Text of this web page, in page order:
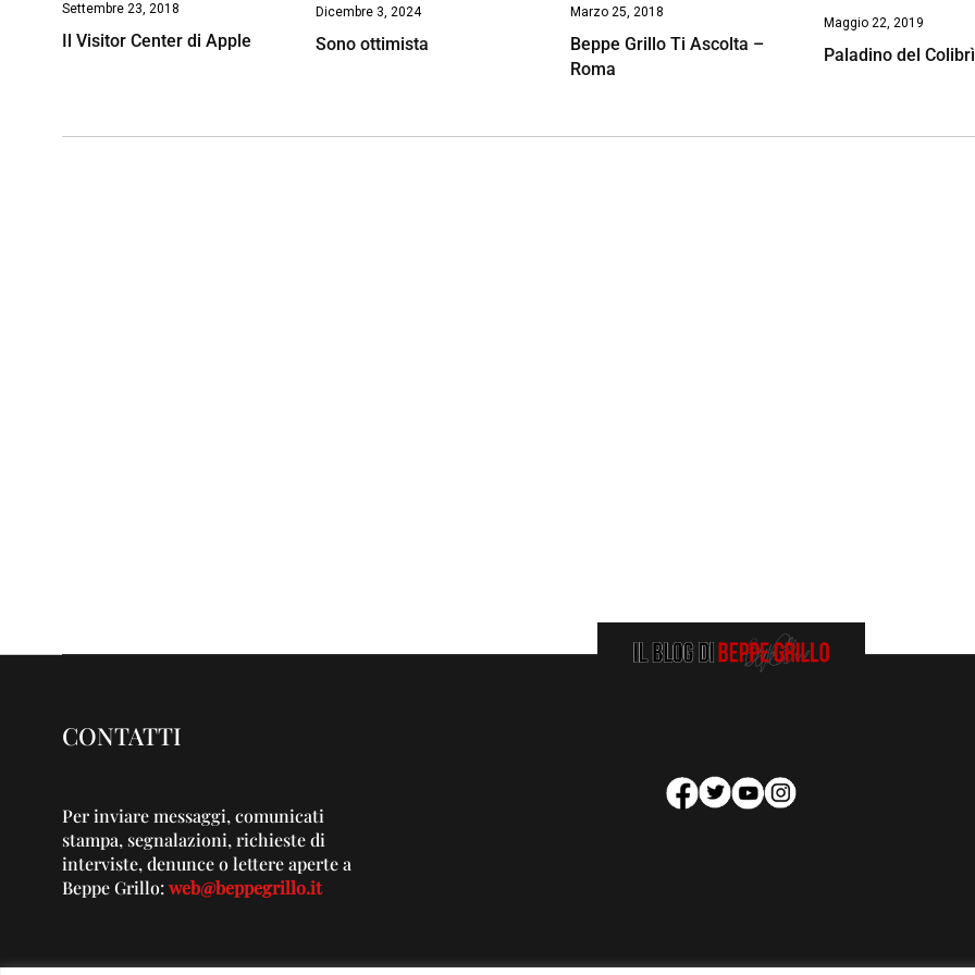
Settembre 23, 2018
Il Visitor Center di Apple
Dicembre 3, 2024
Sono ottimista
Marzo 25, 2018
Beppe Grillo Ti Ascolta –
Roma
Maggio 22, 2019
Paladino del Colibrì
CONTATTI
Per inviare messaggi, comunicati
stampa, segnalazioni, richieste di
interviste, denunce o lettere aperte a
Beppe Grillo:web@beppegrillo.it